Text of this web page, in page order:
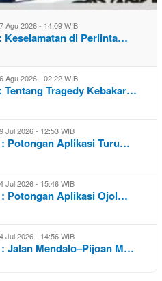
Agu 2026 - 14:09 WIB
Keselamatan di Perlinta…
Agu 2026 - 02:22 WIB
Tentang Tragedy Kebakar…
Jul 2026 - 12:53 WIB
Potongan Aplikasi Turu…
Jul 2026 - 15:46 WIB
: Potongan Aplikasi Ojol…
Jul 2026 - 14:56 WIB
Jalan Mendalo–Pijoan M…